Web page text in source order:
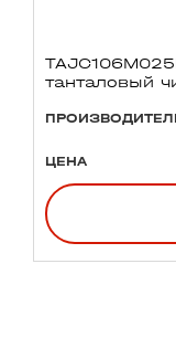
танталовый
ЦЕНА